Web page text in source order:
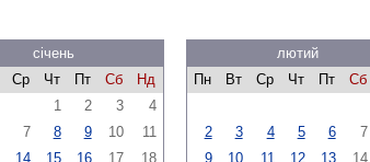
січень
Ср Чт Пт Сб
Нд
1
2 3
4
7 8 9 10
11
14 15 16 17
18
лютий
Пн
Вт Ср Чт Пт Сб
2
3 4 5 6 7
9
10 11 12 13 14